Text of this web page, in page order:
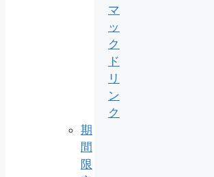
マ
ッ
ク
ド
リ
ン
ク
期
間
限